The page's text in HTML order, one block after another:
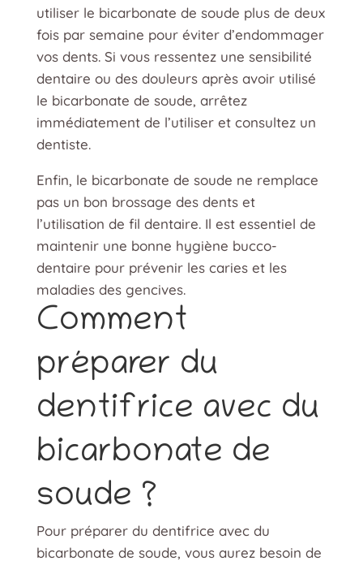
utiliser le bicarbonate de soude plus de deux
fois par semaine pour éviter d’endommager
vos dents. Si vous ressentez une sensibilité
dentaire ou des douleurs après avoir utilisé
le bicarbonate de soude, arrêtez
immédiatement de l’utiliser et consultez un
dentiste.
Enfin, le bicarbonate de soude ne remplace
pas un bon brossage des dents et
l’utilisation de fil dentaire. Il est essentiel de
maintenir une bonne hygiène bucco-
dentaire pour prévenir les caries et les
maladies des gencives.
Comment
préparer du
dentifrice avec du
bicarbonate de
soude ?
Pour préparer du dentifrice avec du
bicarbonate de soude, vous aurez besoin de